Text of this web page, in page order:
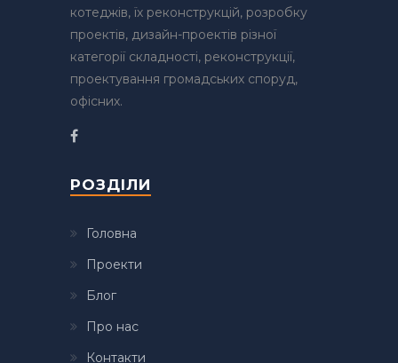
котеджів, їх реконструкцій, розробку
проектів, дизайн-проектів різної
категорії складності, реконструкції,
проектування громадських споруд,
офісних.
РОЗДІЛИ
Головна
Проекти
Блог
Про нас
Контакти